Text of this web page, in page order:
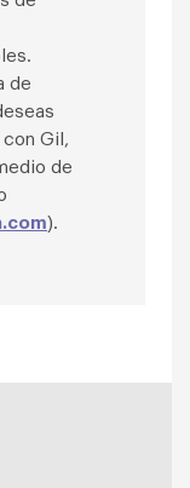
de
Gil,
de
).